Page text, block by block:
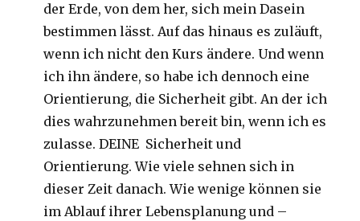
der Erde, von dem her, sich mein Dasein
bestimmen lässt. Auf das hinaus es zuläuft,
wenn ich nicht den Kurs ändere. Und wenn
ich ihn ändere, so habe ich dennoch eine
Orientierung, die Sicherheit gibt. An der ich
dies wahrzunehmen bereit bin, wenn ich es
zulasse. DEINE Sicherheit und
Orientierung. Wie viele sehnen sich in
dieser Zeit danach. Wie wenige können sie
im Ablauf ihrer Lebensplanung und –